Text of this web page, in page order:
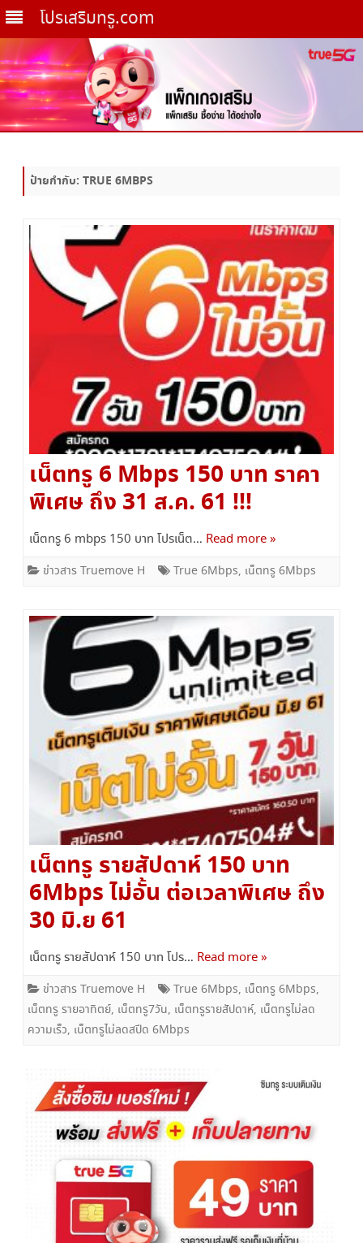
โปรเสริมทรู.com
ป้ายกำกับ: TRUE 6MBPS
เน็ตทรู 6 Mbps 150 บาท ราคา
พิเศษ ถึง 31 ส.ค. 61 !!!
เน็ตทรู 6 mbps 150 บาท โปรเน็ต… Read more »
ข่าวสาร Truemove H True 6Mbps, เน็ตทรู 6Mbps
เน็ตทรู รายสัปดาห์ 150 บาท
6Mbps ไม่อั้น ต่อเวลาพิเศษ ถึง
30 มิ.ย 61
เน็ตทรู รายสัปดาห์ 150 บาท โปร… Read more »
ข่าวสาร Truemove H True 6Mbps, เน็ตทรู 6Mbps,
เน็ตทรู รายอาทิตย์, เน็ตทรู7วัน, เน็ตทรูรายสัปดาห์, เน็ตทรูไม่ลด
ความเร็ว, เน็ตทรูไม่ลดสปีด 6Mbps